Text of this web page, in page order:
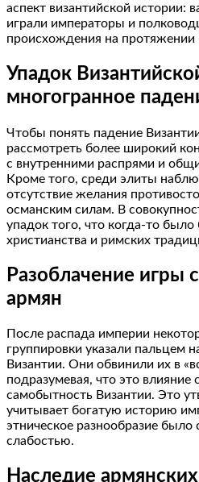
аспект византийской истории:
играли императоры и
происхождения на протяжении
Упадок
многогранное
Чтобы понять падение
рассмотреть более широкий
с внутренними распрями и
Кроме того, среди элиты
отсутствие желания
османским силам. В
упадок того, что когда-то
христианства и римских
Разоблачение игры
армян
После распада империи
группировки указали пальцем
Византии. Они обвинили их в
подразумевая, что это влияние
самобытность Византии. Это
учитывает богатую историю
этническое разнообразие было
слабостью.
Наследие